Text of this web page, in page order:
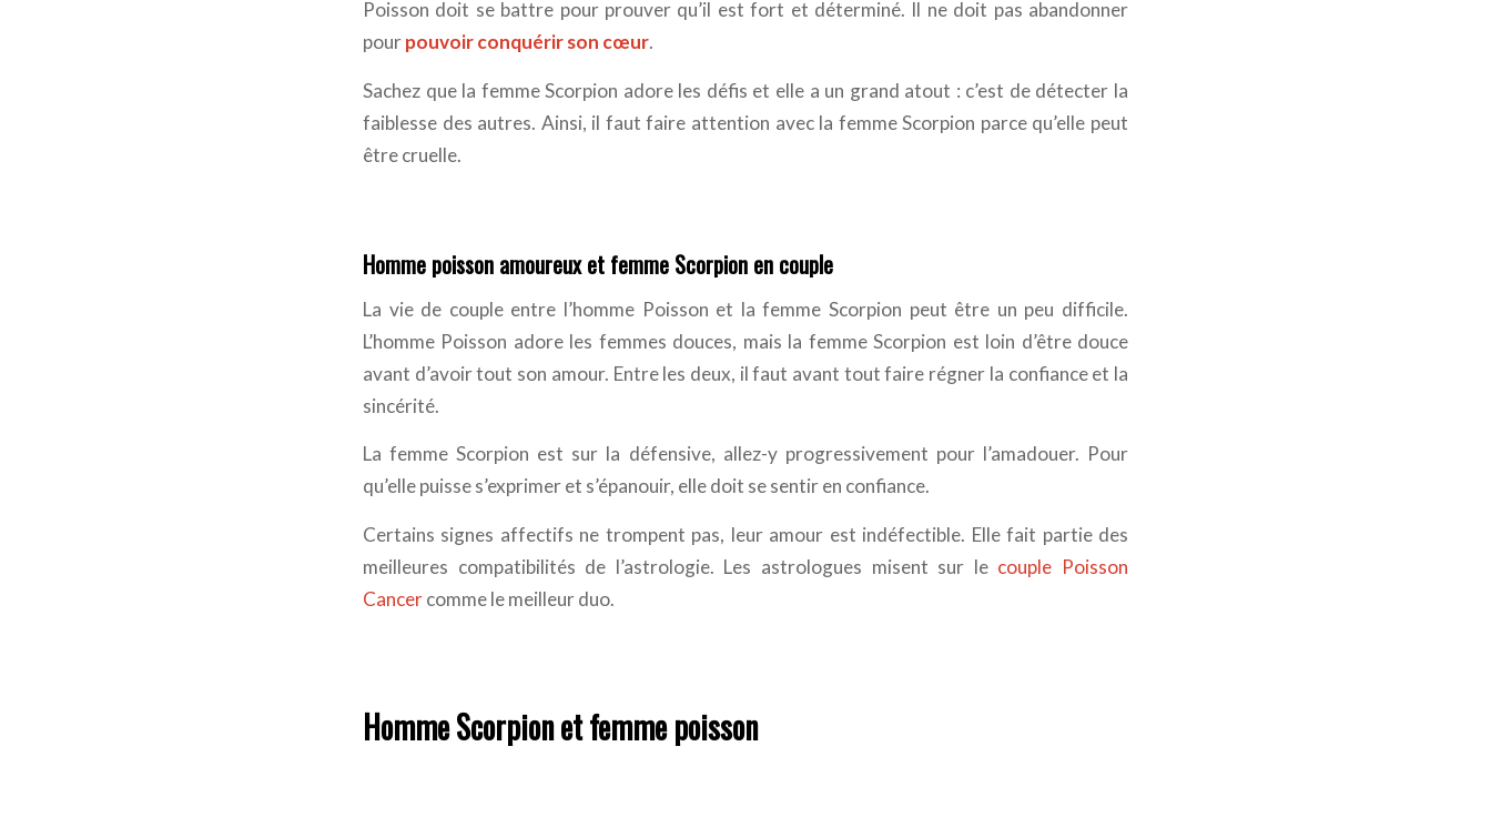
Poisson doit se battre pour prouver qu’il est fort et déterminé. Il ne doit pas abandonner
pourpouvoir conquérir son cœur.
Sachez que la femme Scorpion adore les défis et elle a un grand atout : c’est de détecter la
faiblesse des autres. Ainsi, il faut faire attention avec la femme Scorpion parce qu’elle peut
être cruelle.
Homme poisson amoureux et femme Scorpion en couple
La vie de couple entre l’homme Poisson et la femme Scorpion peut être un peu difficile.
L’homme Poisson adore les femmes douces, mais la femme Scorpion est loin d’être douce
avant d’avoir tout son amour. Entre les deux, il faut avant tout faire régner la confiance et la
sincérité.
La femme Scorpion est sur la défensive, allez-y progressivement pour l’amadouer. Pour
qu’elle puisse s’exprimer et s’épanouir, elle doit se sentir en confiance.
Certains signes affectifs ne trompent pas, leur amour est indéfectible. Elle fait partie des
meilleures compatibilités de l’astrologie. Les astrologues misent sur le couple Poisson
Cancercomme le meilleur duo.
Homme Scorpion et femme poisson